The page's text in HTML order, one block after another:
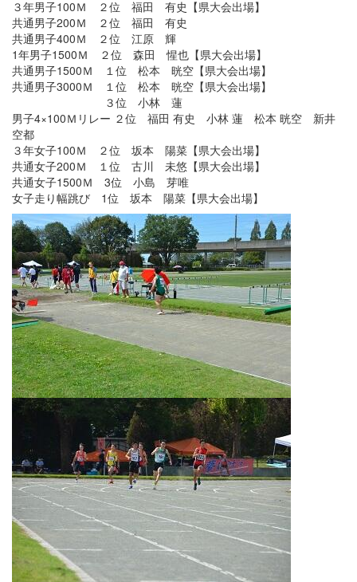
３年男子100Ｍ ２位 福田 有史【県大会出場】
共通男子200Ｍ ２位 福田 有史
共通男子400Ｍ ２位 江原 輝
1年男子1500Ｍ ２位 森田 惺也【県大会出場】
共通男子1500Ｍ １位 松本 晄空【県大会出場】
共通男子3000Ｍ １位 松本 晄空【県大会出場】
３位 小林 蓮
男子4×100Ｍリレー ２位 福田 有史 小林 蓮 松本 晄空 新井
空都
３年女子100Ｍ ２位 坂本 陽菜【県大会出場】
共通女子200Ｍ １位 古川 未悠【県大会出場】
共通女子1500Ｍ 3位 小島 芽唯
女子走り幅跳び 1位 坂本 陽菜【県大会出場】